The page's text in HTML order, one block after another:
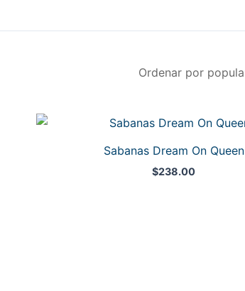
Sabanas Dream On Queen
$238.00